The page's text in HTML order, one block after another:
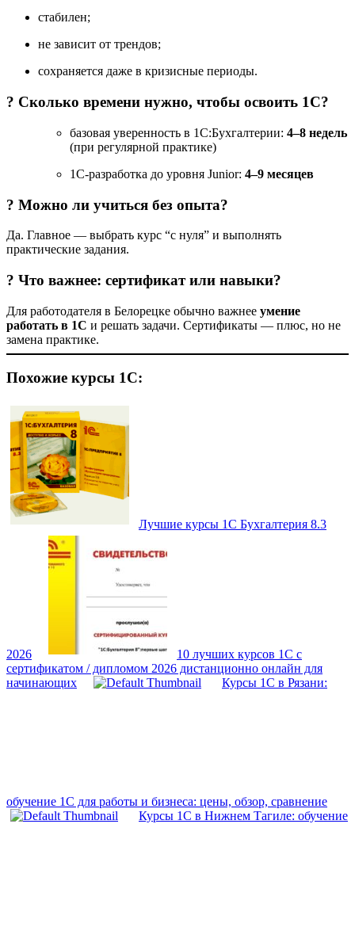
стабилен;
не зависит от трендов;
сохраняется даже в кризисные периоды.
? Сколько времени нужно, чтобы освоить 1С?
базовая уверенность в 1С:Бухгалтерии: 4–8 недель
(при регулярной практике)
1С-разработка до уровня Junior: 4–9 месяцев
? Можно ли учиться без опыта?
Да. Главное — выбрать курс “с нуля” и выполнять
практические задания.
? Что важнее: сертификат или навыки?
Для работодателя в Белорецке обычно важнее умение
работать в 1С и решать задачи. Сертификаты — плюс, но не
замена практике.
Похожие курсы 1С:
Лучшие курсы 1С Бухгалтерия 8.3
2026
10 лучших курсов 1С с
сертификатом / дипломом 2026 дистанционно онлайн для
начинающих
Курсы 1С в Рязани:
обучение 1С для работы и бизнеса: цены, обзор, сравнение
Курсы 1С в Нижнем Тагиле: обучение